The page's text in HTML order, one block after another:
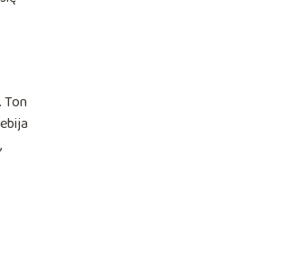
. Ton